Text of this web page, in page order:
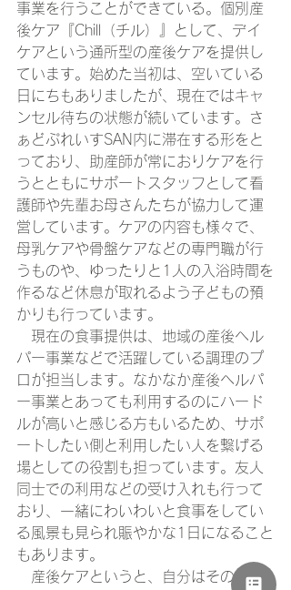
事業を行うことができている。個別産
後ケア『Chill（チル）』として、デイ
ケアという通所型の産後ケアを提供し
ています。始めた当初は、空いている
日にちもありましたが、現在ではキャ
ンセル待ちの状態が続いています。さ
ぁどぷれいすSAN内に滞在する形をと
っており、助産師が常におりケアを行
うとともにサポートスタッフとして看
護師や先輩お母さんたちが協力して運
営しています。ケアの内容も様々で、
母乳ケアや骨盤ケアなどの専門職が行
うものや、ゆったりと1人の入浴時間を
作るなど休息が取れるよう子どもの預
かりも行っています。
現在の食事提供は、地域の産後ヘル
パー事業などで活躍している調理のプ
ロが担当します。なかなか産後ヘルパ
ー事業とあっても利用するのにハード
ルが高いと感じる方もいるため、サポ
ートしたい側と利用したい人を繋げる
場としての役割も担っています。友人
同士での利用などの受け入れも行って
おり、一緒にわいわいと食事をしてい
る風景も見られ賑やかな1日になること
もあります。
産後ケアというと、自分はその対象